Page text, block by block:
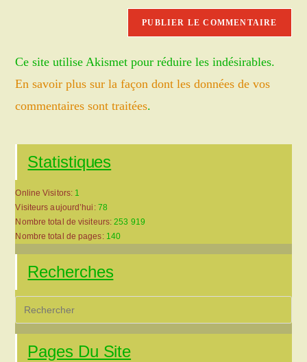
(facultatif)
Ce site utilise Akismet pour réduire les indésirables.
En savoir plus sur la façon dont les données de vos
commentaires sont traitées.
Statistiques
Online Visitors: 1
Visiteurs aujourd’hui: 78
Nombre total de visiteurs:253 919
Nombre total de pages: 140
Recherches
Pages Du Site